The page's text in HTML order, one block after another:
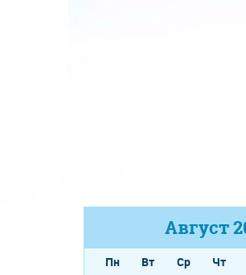
Август
Пн Вт Ср Чт